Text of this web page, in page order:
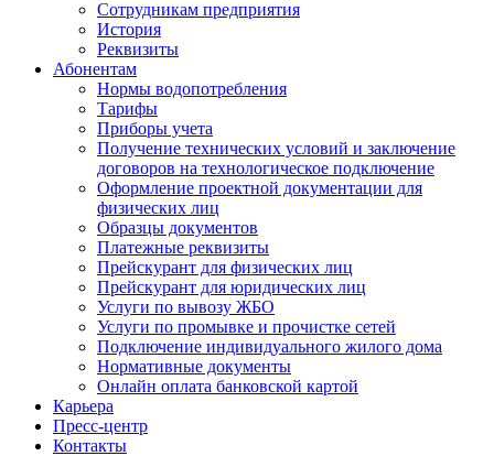
Сотрудникам предприятия
История
Реквизиты
Абонентам
Нормы водопотребления
Тарифы
Приборы учета
Получение технических условий и заключение
договоров на технологическое подключение
Оформление проектной документации для
физических лиц
Образцы документов
Платежные реквизиты
Прейскурант для физических лиц
Прейскурант для юридических лиц
Услуги по вывозу ЖБО
Услуги по промывке и прочистке сетей
Подключение индивидуального жилого дома
Нормативные документы
Онлайн оплата банковской картой
Карьера
Пресс-центр
Контакты